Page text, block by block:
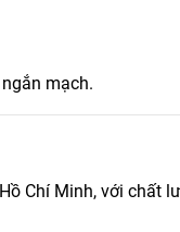
mạch.
Chí Minh, với chất